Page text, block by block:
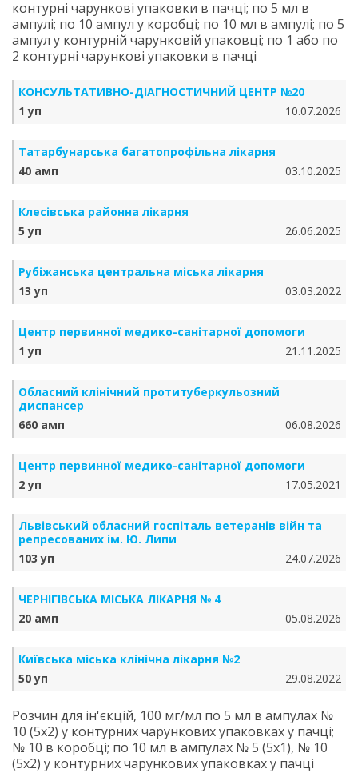
контурні чарункові упаковки в пачці; по 5 мл в
ампулі; по 10 ампул у коробці; по 10 мл в ампулі; по 5
ампул у контурній чарунковій упаковці; по 1 або по
2 контурні чарункові упаковки в пачці
КОНСУЛЬТАТИВНО-ДІАГНОСТИЧНИЙ ЦЕНТР №20
1 уп
10.07.2026
Татарбунарська багатопрофільна лікарня
40 амп
03.10.2025
Клесівська районна лікарня
5 уп
26.06.2025
Рубіжанська центральна міська лікарня
13 уп
03.03.2022
Центр первинної медико-санітарної допомоги
1 уп
21.11.2025
Обласний клінічний протитуберкульозний
диспансер
660 амп
06.08.2026
Центр первинної медико-санітарної допомоги
2 уп
17.05.2021
Львівський обласний госпіталь ветеранів війн та
репресованих ім. Ю. Липи
103 уп
24.07.2026
ЧЕРНІГІВСЬКА МІСЬКА ЛІКАРНЯ № 4
20 амп
05.08.2026
Київська міська клінічна лікарня №2
50 уп
29.08.2022
Розчин для ін'єкцій, 100 мг/мл по 5 мл в ампулах №
10 (5х2) у контурних чарункових упаковках у пачці;
№ 10 в коробці; по 10 мл в ампулах № 5 (5х1), № 10
(5х2) у контурних чарункових упаковках у пачці